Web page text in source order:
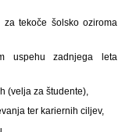
tekoče šolsko oziroma
uspehu zadnjega leta
(velja za študente),
ter kariernih ciljev,